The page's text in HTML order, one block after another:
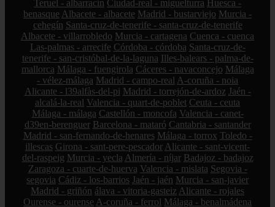
Teruel - albarracín Ciudad-real - miguelturra Huesca -
benasque Albacete - albacete Madrid - bustarviejo Murcia -
cehegín Santa-cruz-de-tenerife - santa-cruz-de-tenerife
Albacete - villarrobledo Murcia - cartagena Cuenca - cuenca
Las-palmas - arrecife Córdoba - córdoba Santa-cruz-de-
tenerife - san-cristóbal-de-la-laguna Illes-balears - palma-de-
mallorca Málaga - fuengirola Cáceres - navaconcejo Málaga
- vélez-málaga Madrid - campo-real A-coruña - noia
Alicante - l39alfàs-del-pi Madrid - torrejón-de-ardoz Jaén -
alcalá-la-real Valencia - quart-de-poblet Ceuta - ceuta
Málaga - málaga Castellón - moncofa Valencia - canet-
d39en-berenguer Barcelona - mataró Cantabria - santander
Madrid - san-fernando-de-henares Málaga - torrox Toledo -
illescas Girona - sant-pere-pescador Alicante - sant-vicent-
del-raspeig Murcia - yecla Almería - níjar Badajoz - badajoz
Zaragoza - cuarte-de-huerva Valencia - mislata Segovia -
segovia Cádiz - los-barrios Jaén - jaén Murcia - san-javier
Madrid - griñón álava - vitoria-gasteiz Alicante - rojales
Ourense - ourense A-coruña - ferrol Málaga - benalmádena